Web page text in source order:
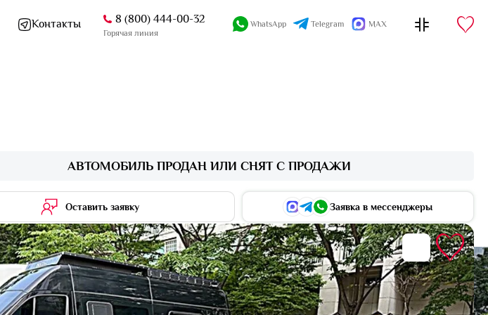
Контакты 8 (800) 444-00-32
Горячая линия
WhatsApp Telegram MAX
АВТОМОБИЛЬ ПРОДАН ИЛИ СНЯТ С ПРОДАЖИ
Оставить заявку Заявка в мессенджеры